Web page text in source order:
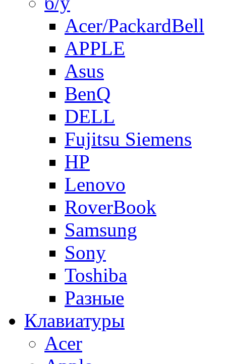
Acer/PackardBell
APPLE
Asus
BenQ
DELL
Fujitsu Siemens
HP
Lenovo
RoverBook
Samsung
Sony
Toshiba
Разные
Клавиатуры
Acer